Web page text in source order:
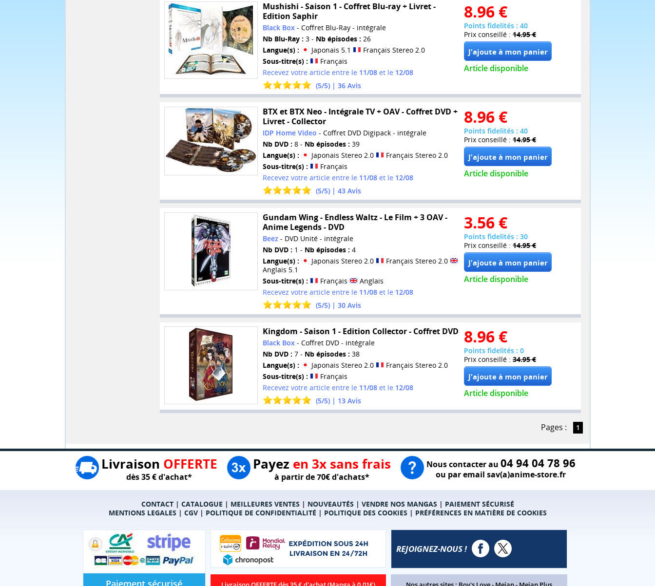
Mushishi - Saison 1 - Coffret Blu-ray + Livret -
Edition Saphir
Black Box - Coffret Blu-Ray - intégrale
Nb Blu-Ray : 3 - Nb épisodes : 26
Langue(s) :
Japonais 5.1
Français Stereo 2.0
Sous-titre(s) :
Français
Recevez votre article entre le 11/08et le 12/08
(5/5) | 36Avis
8.96 €
Points fidelités : 40
Prix conseillé : 14.95 €
Article disponible
BTX et BTX Neo - Intégrale TV + OAV - Coffret DVD +
Livret - Collector
IDP Home Video - Coffret DVD Digipack - intégrale
Nb DVD : 8 - Nb épisodes : 39
Langue(s) :
Japonais Stereo 2.0
Français Stereo 2.0
Sous-titre(s) :
Français
Recevez votre article entre le 11/08et le 12/08
(5/5) | 43Avis
8.96 €
Points fidelités : 40
Prix conseillé : 14.95 €
Article disponible
Gundam Wing - Endless Waltz - Le Film + 3 OAV -
Anime Legends - DVD
Beez- DVD Unité - intégrale
Nb DVD : 1 - Nb épisodes : 4
Langue(s) :
Japonais Stereo 2.0
Français Stereo 2.0
Anglais 5.1
Sous-titre(s) :
Français
Anglais
Recevez votre article entre le 11/08et le 12/08
(5/5) | 30Avis
3.56 €
Points fidelités : 30
Prix conseillé : 14.95 €
Article disponible
Kingdom - Saison 1 - Edition Collector - Coffret DVD
Black Box- Coffret DVD - intégrale
Nb DVD : 7 - Nb épisodes : 38
Langue(s) :
Japonais Stereo 2.0
Français Stereo 2.0
Sous-titre(s) :
Français
Recevez votre article entre le 11/08et le 12/08
(5/5) | 13Avis
8.96 €
Points fidelités : 0
Prix conseillé : 34.95 €
Article disponible
Pages : 1
Livraison OFFERTE
dès 35 € d'achat*
Payez en 3x sans frais
à partir de 70€ d'achats*
Nous contacter au 04 94 04 78 96
ou par email sav(a)anime-store.fr
CONTACT| CATALOGUE | MEILLEURES VENTES | NOUVEAUTÉS | VENDRE NOS MANGAS | PAIEMENT SÉCURISÉ
MENTIONS LEGALES | CGV| POLITIQUE DE CONFIDENTIALITÉ | POLITIQUE DES COOKIES | PRÉFÉRENCES EN MATIÈRE DE COOKIES
Paiement sécurisé
REJOIGNEZ-NOUS !